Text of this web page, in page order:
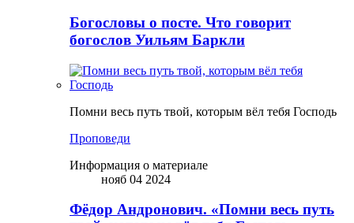
Богословы о посте. Что говорит
богослов Уильям Баркли
Помни весь путь твой, которым вёл тебя Господь
Проповеди
Информация о материале
нояб 04 2024
Фёдор Андронович. «Помни весь путь